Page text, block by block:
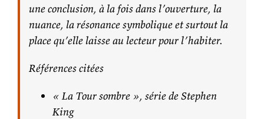
une conclusion, à la fois dans l’ouverture, la
nuance, la résonance symbolique et surtout la
place qu’elle laisse au lecteur pour l’habiter.
Références citées
« La Tour sombre », série de Stephen
King